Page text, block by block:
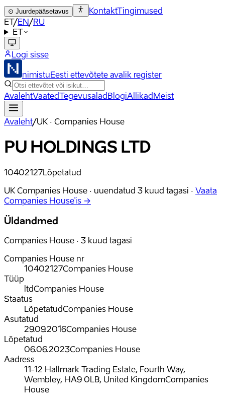
⊙ Juurdepääsetavus KontaktTingimused
ET/EN/RU
ET
Logi sisse
nimistuEesti ettevõtete avalik register
AvalehtVaatedTegevusaladBlogiAllikadMeist
Avaleht/UK · Companies House
PU HOLDINGS LTD
10402127Lõpetatud
UK Companies House · uuendatud 3 kuud tagasi · Vaata
Companies House'is →
Üldandmed
Companies House · 3 kuud tagasi
Companies House nr
10402127Companies House
Tüüp
ltdCompanies House
Staatus
LõpetatudCompanies House
Asutatud
29.09.2016Companies House
Lõpetatud
06.06.2023Companies House
Aadress
11-12 Hallmark Trading Estate, Fourth Way,
Wembley, HA9 0LB, United KingdomCompanies
House